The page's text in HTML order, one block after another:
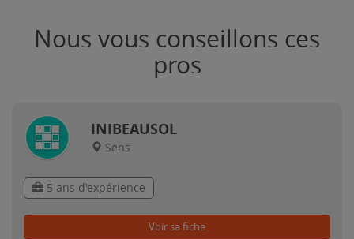
Nous vous conseillons ces
pros
INIBEAUSOL
Sens
5 ans d'expérience
Voir sa fiche